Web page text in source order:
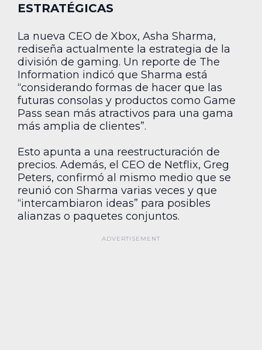
ESTRATÉGICAS
La nueva CEO de Xbox, Asha Sharma,
rediseña actualmente la estrategia de la
división de gaming. Un reporte de The
Information indicó que Sharma está
“considerando formas de hacer que las
futuras consolas y productos como Game
Pass sean más atractivos para una gama
más amplia de clientes”.
Esto apunta a una reestructuración de
precios. Además, el CEO de Netflix, Greg
Peters, confirmó al mismo medio que se
reunió con Sharma varias veces y que
“intercambiaron ideas” para posibles
alianzas o paquetes conjuntos.